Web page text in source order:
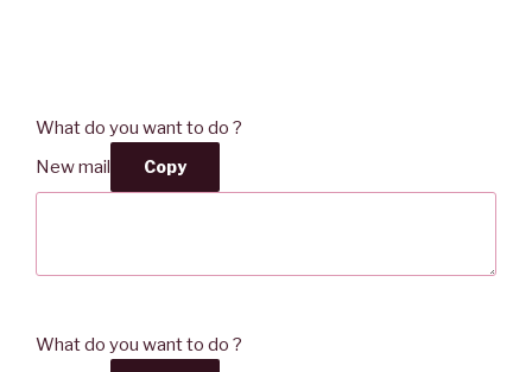
What do you want to do ?
New mail
Copy
What do you want to do ?